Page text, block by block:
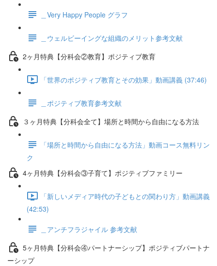
＿Very Happy People グラフ
＿ウェルビーイングな組織のメリット参考文献
2ヶ月特典【分科会②教育】ポジティブ教育
「世界のポジティブ教育とその効果」動画講義 (37:46)
＿ポジティブ教育参考文献
３ヶ月特典【分科会全て】場所と時間から自由になる方法
「場所と時間から自由になる方法」動画コース無料リン
ク
4ヶ月特典【分科会③子育て】ポジティブファミリー
「新しいメディア時代の子どもとの関わり方」動画講義
(42:53)
＿アンチフラジャイル 参考文献
5ヶ月特典【分科会④パートナーシップ】ポジティブパートナ
ーシップ